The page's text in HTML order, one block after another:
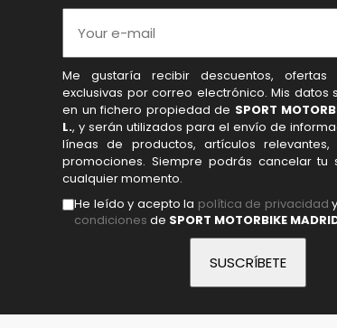
Me gustaría recibir descuentos, ofertas
exclusivas por correo electrónico. Mis datos
en un fichero propiedad de SPORT
L., y serán utilizados para el envío de
líneas de productos, artículos relevantes,
promociones. Siempre podrás cancelar tu
cualquier momento.
He leído y acepto la política de privacidad
condiciones de SPORT MOTORBIKE